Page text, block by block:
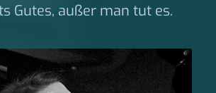
Gutes, außer man tut es.